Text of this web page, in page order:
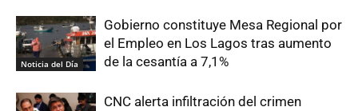
Noticia del Día
Gobierno constituye Mesa Regional por
el Empleo en Los Lagos tras aumento
de la cesantía a 7,1%
CNC alerta infiltración del crimen